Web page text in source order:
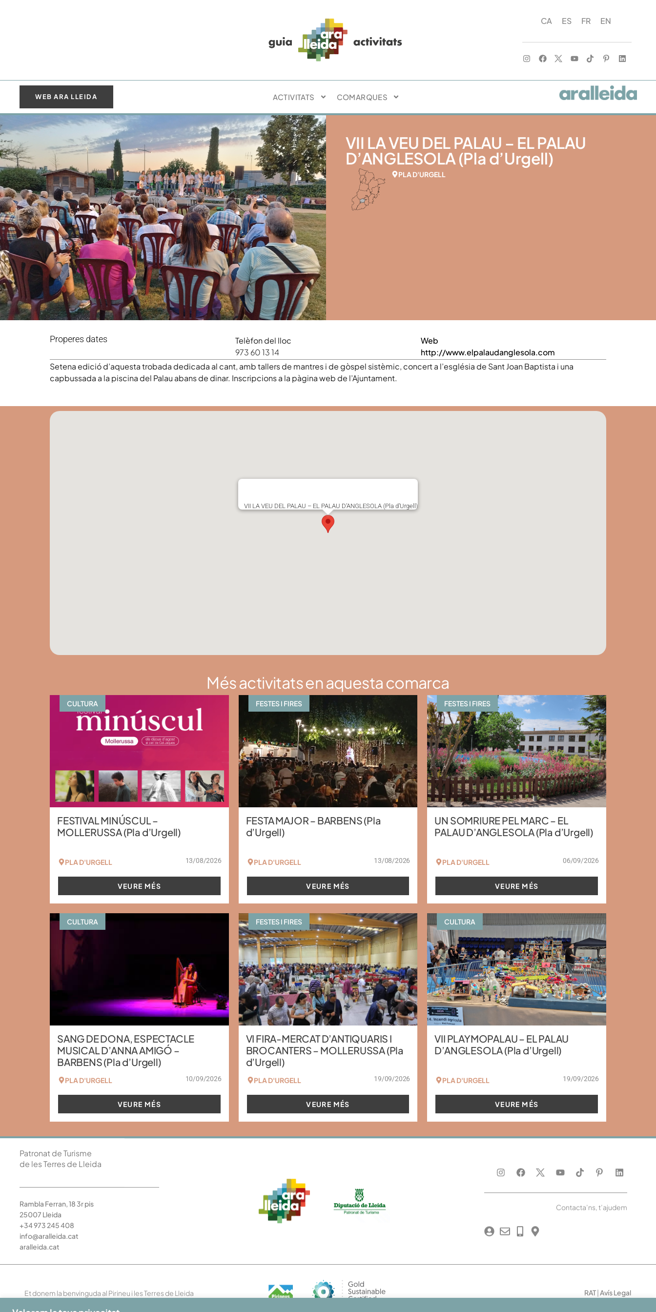
CA ES FR EN
WEB ARA LLEIDA ACTIVITATS COMARQUES
VII LA VEU DEL PALAU – EL PALAU
D’ANGLESOLA (Pla d’Urgell)
PLA D'URGELL
Properes dates
Telèfon del lloc
973 60 13 14
Web
http://www.elpalaudanglesola.com
Setena edició d’aquesta trobada dedicada al cant, amb tallers de mantres i de gòspel sistèmic, concert a l’església de Sant Joan Baptista i una
capbussada a la piscina del Palau abans de dinar. Inscripcions a la pàgina web de l’Ajuntament.
VII LA VEU DEL PALAU – EL PALAU D’ANGLESOLA (Pla d’Urgell)
Més activitats en aquesta comarca
CULTURA
FESTIVAL MINÚSCUL –
MOLLERUSSA (Pla d’Urgell)
PLA D'URGELL 13/08/2026
VEURE MÉS
FESTES I FIRES
FESTA MAJOR – BARBENS (Pla
d’Urgell)
PLA D'URGELL 13/08/2026
VEURE MÉS
FESTES I FIRES
UN SOMRIURE PEL MARC – EL
PALAU D’ANGLESOLA (Pla d’Urgell)
PLA D'URGELL 06/09/2026
VEURE MÉS
CULTURA
SANG DE DONA, ESPECTACLE
MUSICAL D’ANNA AMIGÓ –
BARBENS (Pla d’Urgell)
PLA D'URGELL 10/09/2026
VEURE MÉS
FESTES I FIRES
VI FIRA-MERCAT D’ANTIQUARIS I
BROCANTERS – MOLLERUSSA (Pla
d’Urgell)
PLA D'URGELL 19/09/2026
VEURE MÉS
CULTURA
VII PLAYMOPALAU – EL PALAU
D’ANGLESOLA (Pla d’Urgell)
PLA D'URGELL 19/09/2026
VEURE MÉS
Patronat de Turisme
de les Terres de Lleida
Rambla Ferran, 18 3r pis
25007 Lleida
+34 973 245 408
info@aralleida.cat
aralleida.cat
Contacta’ns, t’ajudem
Et donem la benvinguda al Pirineu i les Terres de Lleida RAT |Avís Legal